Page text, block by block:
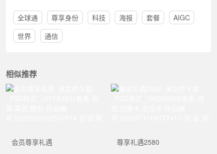
全球通 尊享身份 科技 海报 套餐
AIGC
世界
通信
相似推荐
会员尊享礼遇 尊享礼遇2580